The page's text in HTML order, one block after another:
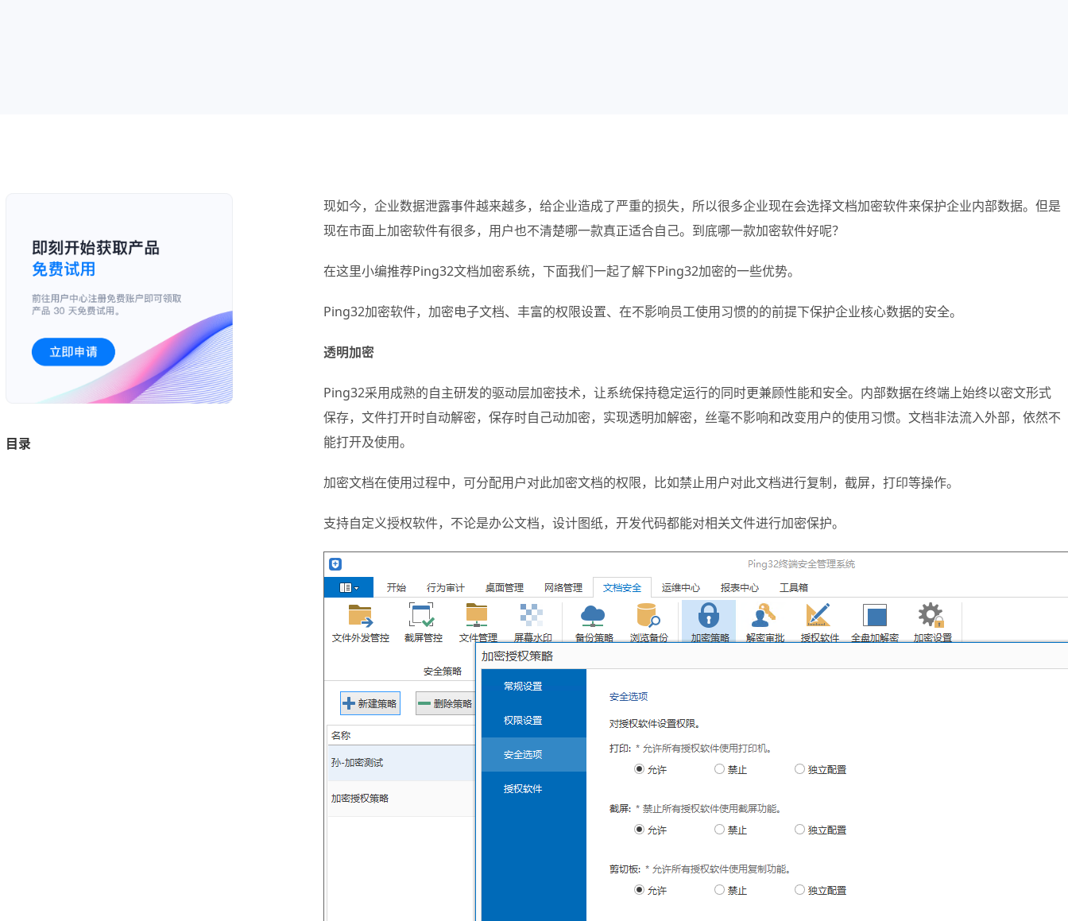
目录
现如今，企业数据泄露事件越来越多，给企业造成了严重的损失，所以很多企业现在会选择文档加密软件来保护企业内部数据。但是
现在市面上加密软件有很多，用户也不清楚哪一款真正适合自己。到底哪一款加密软件好呢？
在这里小编推荐Ping32文档加密系统，下面我们一起了解下Ping32加密的一些优势。
Ping32加密软件，加密电子文档、丰富的权限设置、在不影响员工使用习惯的的前提下保护企业核心数据的安全。
透明加密
Ping32采用成熟的自主研发的驱动层加密技术，让系统保持稳定运行的同时更兼顾性能和安全。内部数据在终端上始终以密文形式
保存，文件打开时自动解密，保存时自己动加密，实现透明加解密，丝毫不影响和改变用户的使用习惯。文档非法流入外部，依然不
能打开及使用。
加密文档在使用过程中，可分配用户对此加密文档的权限，比如禁止用户对此文档进行复制，截屏，打印等操作。
支持自定义授权软件，不论是办公文档，设计图纸，开发代码都能对相关文件进行加密保护。